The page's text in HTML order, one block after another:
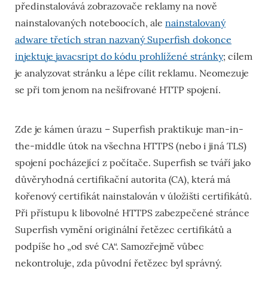
předinstalovává zobrazovače reklamy na nově
nainstalovaných noteboocích, ale nainstalovaný
adware třetích stran nazvaný Superfish dokonce
injektuje javacsript do kódu prohlížené stránky; cílem
je analyzovat stránku a lépe cílit reklamu. Neomezuje
se při tom jenom na nešifrované HTTP spojení.
Zde je kámen úrazu – Superfish praktikuje man-in-
the-middle útok na všechna HTTPS (nebo i jiná TLS)
spojení pocházející z počítače. Superfish se tváří jako
důvěryhodná certifikační autorita (CA), která má
kořenový certifikát nainstalován v úložišti certifikátů.
Při přístupu k libovolné HTTPS zabezpečené stránce
Superfish vymění originální řetězec certifikátů a
podpíše ho „od své CA“. Samozřejmě vůbec
nekontroluje, zda původní řetězec byl správný.